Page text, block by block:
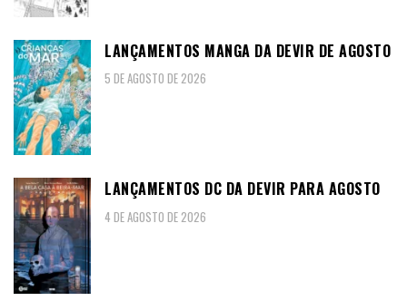
LANÇAMENTOS MANGA DA DEVIR DE AGOSTO
5 DE AGOSTO DE 2026
LANÇAMENTOS DC DA DEVIR PARA AGOSTO
4 DE AGOSTO DE 2026